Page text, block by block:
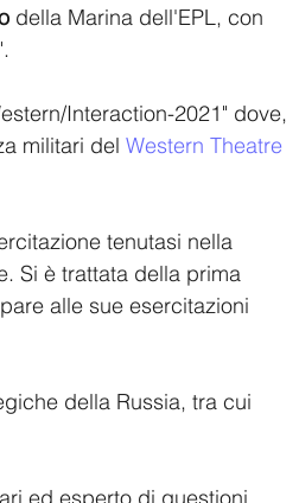
della Marina dell'EPL, con
Interaction-2021" dove,
militari del Western Theatre
tenutasi nella
Si è trattata della prima
alle sue esercitazioni
della Russia, tra cui